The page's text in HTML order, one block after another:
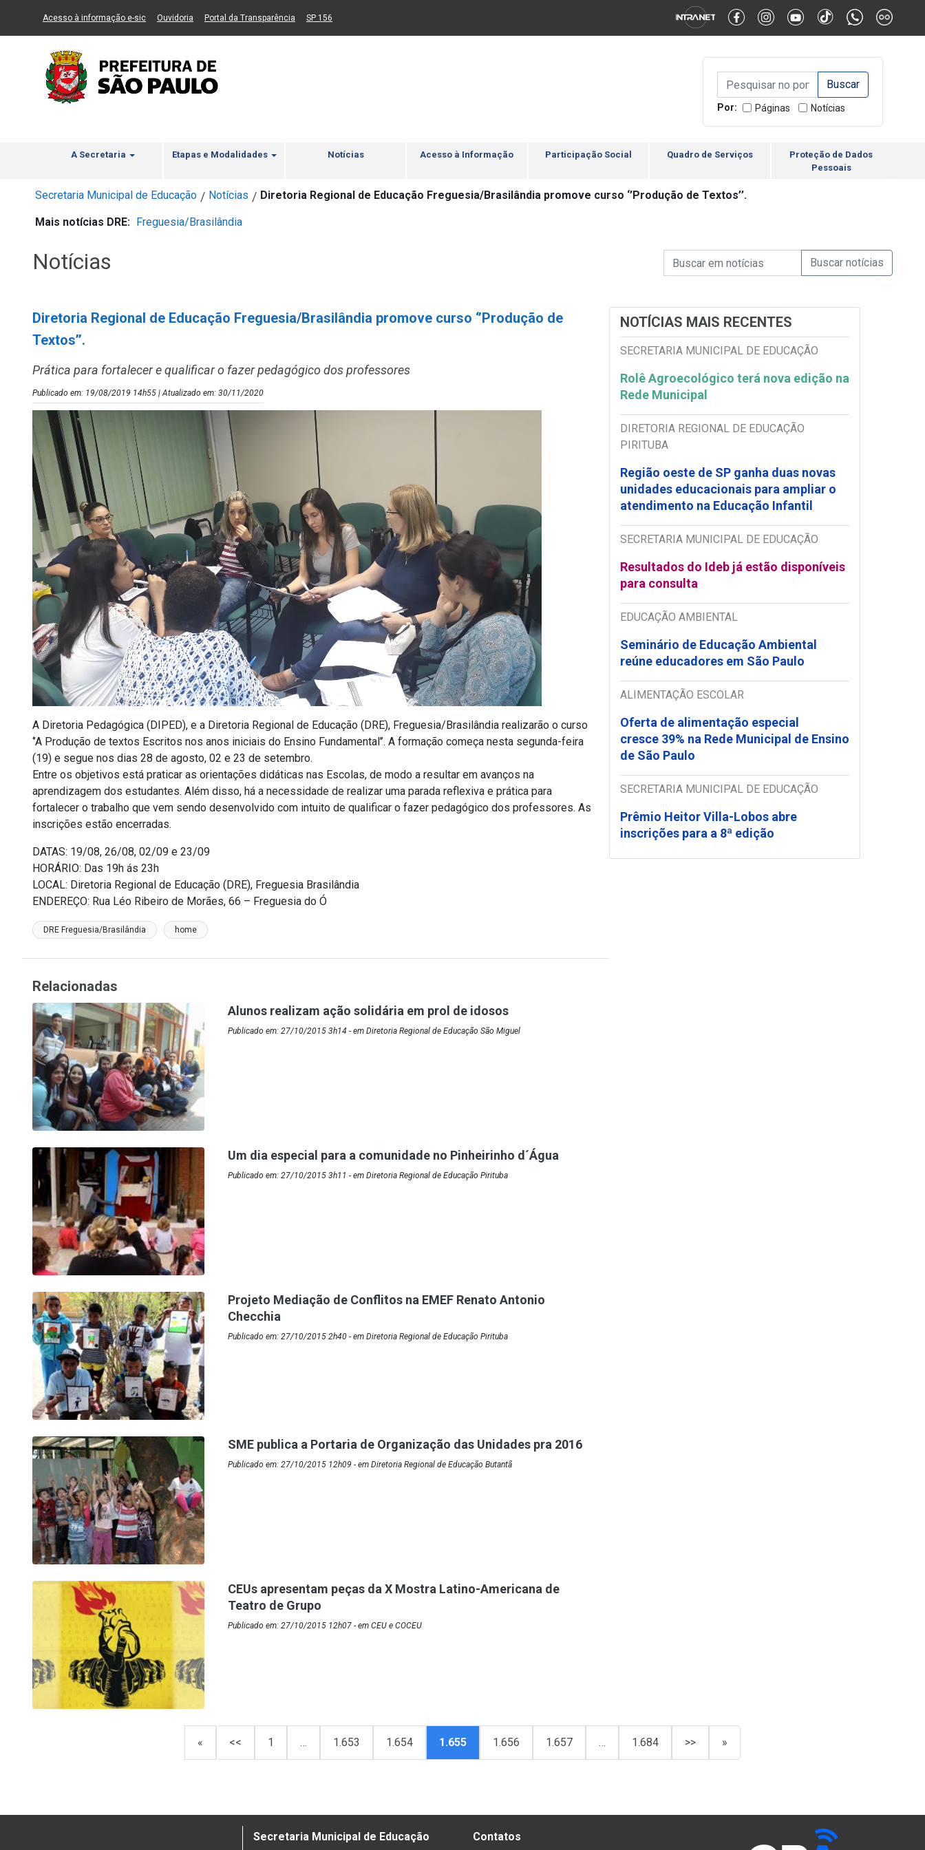
Ir ao Conteúdo Ir para menu principal 2 Ir para busca Ir para rodapé Alternar Alto Contraste Alternar Tamanho da Fonte
Acesso à informação e-sic(Link para um novo sítio)
Ouvidoria (Link para um novo sítio)
Portal da Transparência (Link para um novo sítio)
SP 156
Campo de Busca de
Campo de Busca de informaçõesEnviar a Busca
Por: Páginas Notícias
A Secretaria Etapas e Modalidades Notícias Acesso à Informação Participação Social Quadro de Serviços
Proteção de Dados
Pessoais
Secretaria Municipal de Educação / Notícias / Diretoria Regional de Educação Freguesia/Brasilândia promove curso ‘’Produção de Textos’’.
Mais notícias DRE: Freguesia/Brasilândia
Notícias Campo de Busca de Notícias
Campo de Busca de informaçõesEnviar a Busca de
Diretoria Regional de Educação Freguesia/Brasilândia promove curso ‘’Produção de
Textos’’.
Prática para fortalecer e qualificar o fazer pedagógico dos professores
Publicado em: 19/08/2019 14h55 | Atualizado em: 30/11/2020
A Diretoria Pedagógica (DIPED), e a Diretoria Regional de Educação (DRE), Freguesia/Brasilândia realizarão o curso
‘’A Produção de textos Escritos nos anos iniciais do Ensino Fundamental’’. A formação começa nesta segunda-feira
(19) e segue nos dias 28 de agosto, 02 e 23 de setembro.
Entre os objetivos está praticar as orientações didáticas nas Escolas, de modo a resultar em avanços na
aprendizagem dos estudantes. Além disso, há a necessidade de realizar uma parada reflexiva e prática para
fortalecer o trabalho que vem sendo desenvolvido com intuito de qualificar o fazer pedagógico dos professores. As
inscrições estão encerradas.
DATAS: 19/08, 26/08, 02/09 e 23/09
HORÁRIO: Das 19h ás 23h
LOCAL: Diretoria Regional de Educação (DRE), Freguesia Brasilândia
ENDEREÇO: Rua Léo Ribeiro de Morães, 66 – Freguesia do Ó
DRE Freguesia/Brasilândia home
NOTÍCIAS MAIS RECENTES
SECRETARIA MUNICIPAL DE EDUCAÇÃO
Rolê Agroecológico terá nova edição na
Rede Municipal
DIRETORIA REGIONAL DE EDUCAÇÃO
PIRITUBA
Região oeste de SP ganha duas novas
unidades educacionais para ampliar o
atendimento na Educação Infantil
SECRETARIA MUNICIPAL DE EDUCAÇÃO
Resultados do Ideb já estão disponíveis
para consulta
EDUCAÇÃO AMBIENTAL
Seminário de Educação Ambiental
reúne educadores em São Paulo
ALIMENTAÇÃO ESCOLAR
Oferta de alimentação especial
cresce 39% na Rede Municipal de Ensino
de São Paulo
SECRETARIA MUNICIPAL DE EDUCAÇÃO
Prêmio Heitor Villa-Lobos abre
inscrições para a 8ª edição
Relacionadas
Alunos realizam ação solidária em prol de idosos
Publicado em: 27/10/2015 3h14 - em Diretoria Regional de Educação São Miguel
Um dia especial para a comunidade no Pinheirinho d´Água
Publicado em: 27/10/2015 3h11 - em Diretoria Regional de Educação Pirituba
Projeto Mediação de Conflitos na EMEF Renato Antonio
Checchia
Publicado em: 27/10/2015 2h40 - em Diretoria Regional de Educação Pirituba
SME publica a Portaria de Organização das Unidades pra 2016
Publicado em: 27/10/2015 12h09 - em Diretoria Regional de Educação Butantã
CEUs apresentam peças da X Mostra Latino-Americana de
Teatro de Grupo
Publicado em: 27/10/2015 12h07 - em CEU e COCEU
« << 1 … 1.653 1.654 1.655 1.656 1.657 … 1.684 >> »
Secretaria Municipal de Educação Contatos